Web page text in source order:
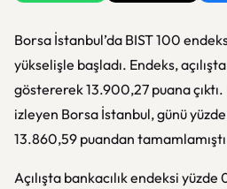
Borsa İstanbul’da BIST 100
yükselişle başladı. Endeks,
göstererek 13.900,27 puana çıktı.
izleyen Borsa İstanbul, günü
13.860,59 puandan
Açılışta bankacılık endeksi